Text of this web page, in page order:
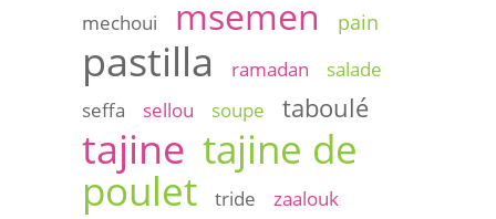
mechoui
msemen pain
pastilla ramadan
salade
seffa
sellou soupe taboulé
tajine tajine de
poulet
tride
zaalouk